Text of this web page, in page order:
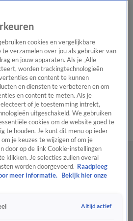
Het beste van Hart
Tip de
WeerTip de redactiePanelVideo's
cookies en vergelijkbare
verzamelen over jou als gebruiker van
en jouw apparaten. Als je „Alle
worden trackingtechnologieën
en content te kunnen
en diensten te verbeteren en om
en content te meten. Als je
of je toestemming intrekt,
uitgeschakeld. We gebruiken
cookies om de website goed te
te houden. Je kunt dit menu op ieder
je keuzes te wijzigen of om je
door op de link Cookie-instellingen
klikken. Je selecties zullen overal
worden doorgevoerd. Raadpleeg
meer informatie.
Bekijk hier onze
Altijd actief